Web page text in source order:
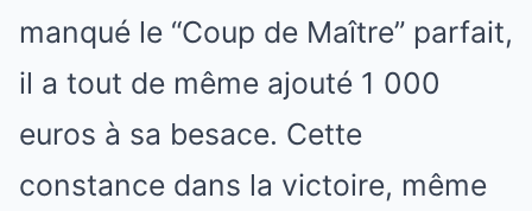
manqué le “Coup de Maître” parfait,
il a tout de même ajouté 1 000
euros à sa besace. Cette
constance dans la victoire, même